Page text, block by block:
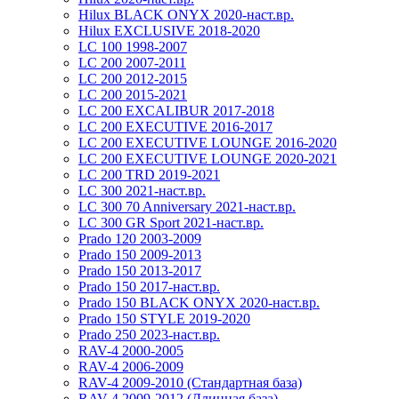
Hilux BLACK ONYX 2020-наст.вр.
Hilux EXCLUSIVE 2018-2020
LC 100 1998-2007
LC 200 2007-2011
LC 200 2012-2015
LC 200 2015-2021
LC 200 EXCALIBUR 2017-2018
LC 200 EXECUTIVE 2016-2017
LC 200 EXECUTIVE LOUNGE 2016-2020
LC 200 EXECUTIVE LOUNGE 2020-2021
LC 200 TRD 2019-2021
LC 300 2021-наст.вр.
LC 300 70 Anniversary 2021-наст.вр.
LC 300 GR Sport 2021-наст.вр.
Prado 120 2003-2009
Prado 150 2009-2013
Prado 150 2013-2017
Prado 150 2017-наст.вр.
Prado 150 BLACK ONYX 2020-наст.вр.
Prado 150 STYLE 2019-2020
Prado 250 2023-наст.вр.
RAV-4 2000-2005
RAV-4 2006-2009
RAV-4 2009-2010 (Стандартная база)